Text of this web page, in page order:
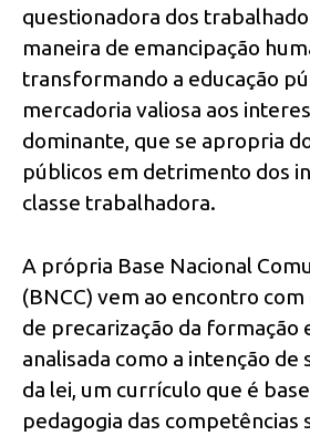
questionadora dos
maneira de emancipação
transformando a educação
mercadoria valiosa aos
dominante, que se apropria
públicos em detrimento dos
classe trabalhadora.
A própria Base Nacional
(BNCC) vem ao encontro
de precarização da formação
analisada como a intenção de
da lei, um currículo que é
pedagogia das competências